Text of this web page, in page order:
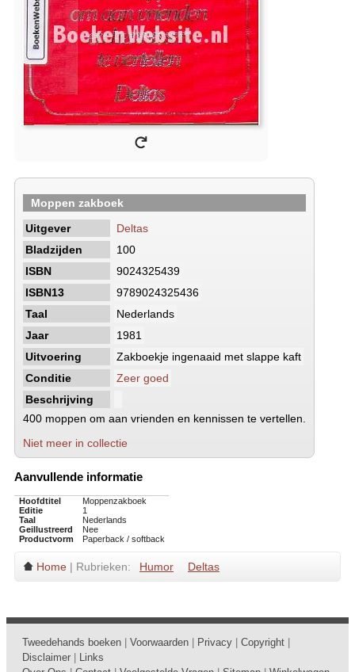
Moppen zakboek
Uitgever
Deltas
Bladzijden
100
ISBN
9024325439
ISBN13
9789024325436
Taal
Nederlands
Jaar
1981
Uitvoering
Zakboekje ingenaaid met slappe kaft
Conditie
Zeer goed
Beschrijving
400 moppen om aan vrienden en kennissen te vertellen.
Niet meer in collectie
Aanvullende informatie
Hoofdtitel
Moppenzakboek
Editie
1
Taal
Nederlands
Geillustreerd
Nee
Productvorm
Paperback / softback
Home | Rubrieken: Humor Deltas
Tweedehands boeken Voorwaarden Privacy Copyright
Disclaimer
Links